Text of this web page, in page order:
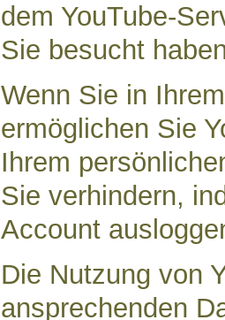
dem YouTube-
Sie besucht
Wenn Sie in
ermöglichen Sie
Ihrem
Sie verhindern,
Account
Die Nutzung von
ansprechenden